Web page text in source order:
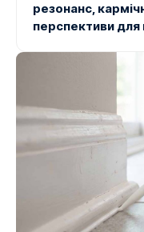
резонанс,
перспективи для